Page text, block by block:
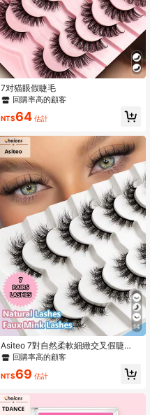
7对猫眼假睫毛
回購率高的顧客
NT$64 估計
14
Asiteo 7對自然柔軟細緻交叉假睫
毛，日常佩戴仿貂毛條狀假睫毛
回購率高的顧客
NT$69 估計